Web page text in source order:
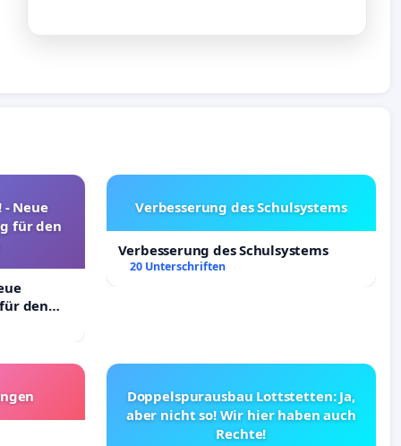
Neue
für den
den
Verbesserung des Schulsystems
Verbesserung des Schulsystems
20 Unterschriften
Doppelspurausbau Lottstetten: Ja,
aber nicht so! Wir hier haben auch
Rechte!